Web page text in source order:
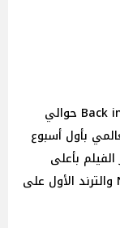
وبحسب موقع Variety حقق فيلم Back in Action حوالي
بأول أسبوع
2025، كما فاز الفيلم بأعلى
نسبة مشاهدة على المنصة الرقمية Netflix والترند الأول على